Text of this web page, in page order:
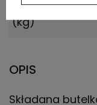
zewnętrznego
(kg)
OPIS
Składana